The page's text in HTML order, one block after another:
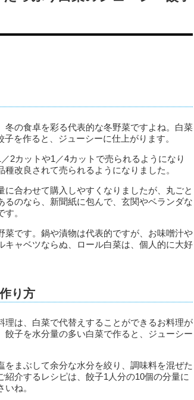
の食卓を彩る代表的な冬野菜ですよね。白菜
を作ると、ジューシーに仕上がります。
2カットや1／4カットで売られるようになり
改良されて売られるようになりました。
合わせて購入しやすくなりましたが、丸ごと
のなら、新聞紙に包んで、玄関やベランダな
。
です。鍋や漬物は代表的ですが、お味噌汁や
ャベツならぬ、ロール白菜は、個人的に大好
り方
理は、白菜で代替えすることができるお料理が
子を水分量の多い白菜で作ると、ジューシー
まぶして余分な水分を絞り、調味料を混ぜた
介するレシピは、餃子1人分の10個の分量に
ね。